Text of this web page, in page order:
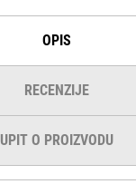
OPIS
RECENZIJE
UPIT O PROIZVODU